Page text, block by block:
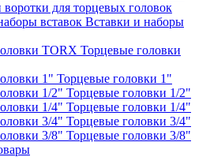
для торцевых головок
Вставки и наборы
Торцевые головки
Торцевые головки 1"
Торцевые головки 1/2"
Торцевые головки 1/4"
Торцевые головки 3/4"
Торцевые головки 3/8"